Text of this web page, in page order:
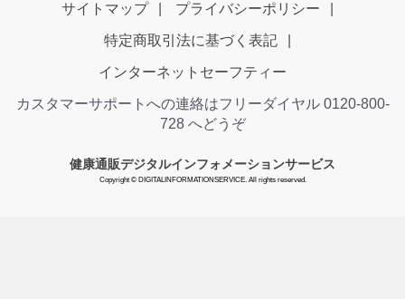
サイトマップ プライバシーポリシー
特定商取引法に基づく表記
インターネットセーフティー
カスタマーサポートへの連絡はフリーダイヤル 0120-800-
728 へどうぞ
健康通販デジタルインフォメーションサービス
Copyright © DIGITALINFORMATIONSERVICE. All rights reserved.